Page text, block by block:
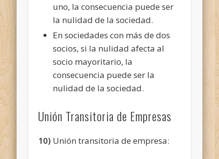
uno, la consecuencia puede ser
la nulidad de la sociedad.
En sociedades con más de dos
socios, si la nulidad afecta al
socio mayoritario, la
consecuencia puede ser la
nulidad de la sociedad.
Unión Transitoria de Empresas
10) Unión transitoria de empresa: